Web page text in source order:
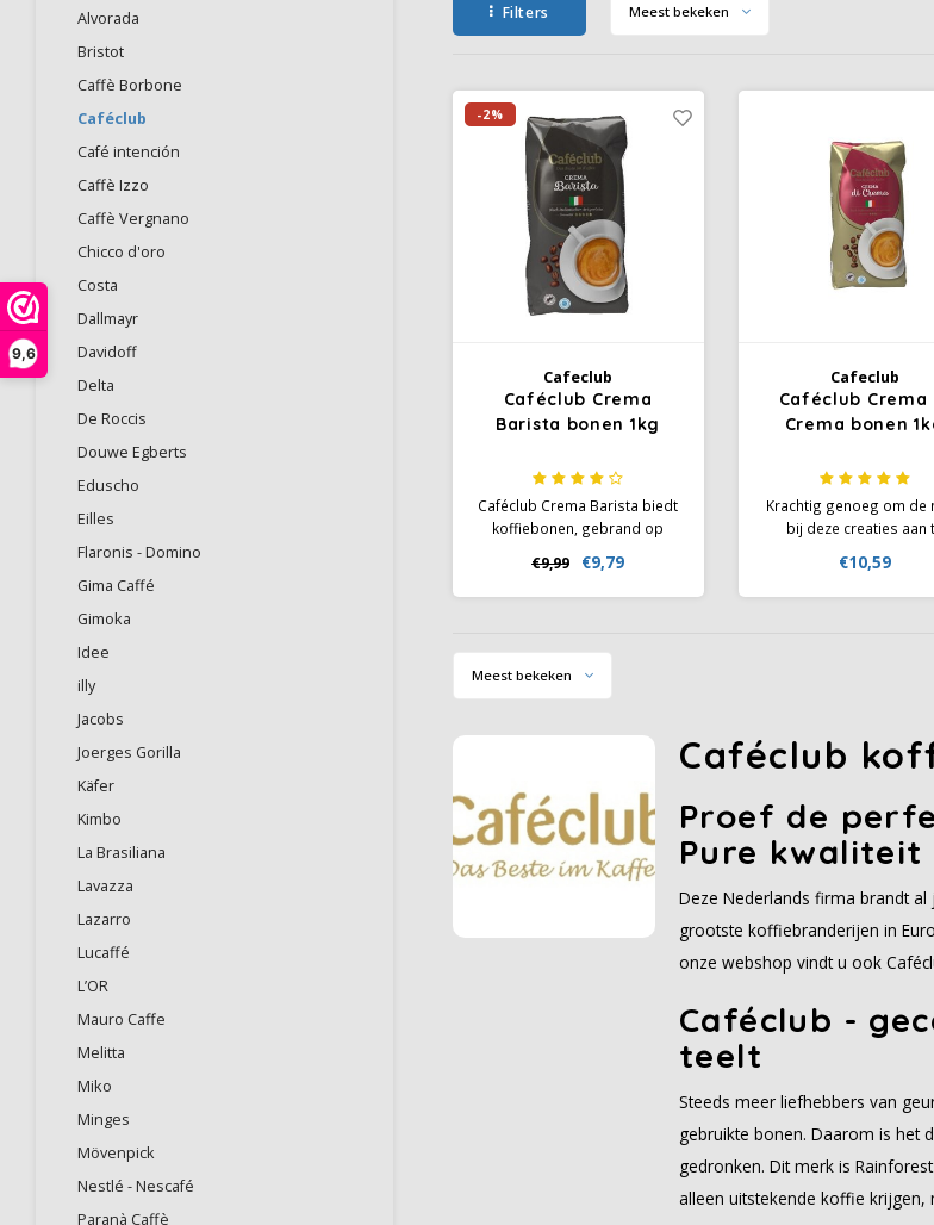
9,6
Alvorada
Bristot
Caffè Borbone
Caféclub
Café intención
Caffè Izzo
Caffè Vergnano
Chicco d'oro
Costa
Dallmayr
Davidoff
Delta
De Roccis
Douwe Egberts
Eduscho
Eilles
Flaronis - Domino
Gima Caffé
Gimoka
Idee
illy
Jacobs
Joerges Gorilla
Käfer
Kimbo
La Brasiliana
Lavazza
Lazarro
Lucaffé
L’OR
Mauro Caffe
Melitta
Miko
Minges
Mövenpick
Nestlé - Nescafé
Paranà Caffè
Filters Meest bekeken
-2%
Cafeclub
Caféclub Crema
Barista bonen 1kg
Caféclub Crema Barista biedt
koffiebonen, gebrand op
is een uitgebalanceerde en
harmonieuze koffieblend.
koffiekenner.
€9,99 €9,79
Cafeclub
Caféclub Crema
Crema bonen
Krachtig genoeg om de
bij deze creaties aan
heerlijk romige smaak
accenten van
€10,59
Meest bekeken
Caféclub
Proef de
Pure kwaliteit
Deze Nederlands firma brandt
grootste koffiebranderijen in
onze webshop vindt u ook
Caféclub -
teelt
Steeds meer liefhebbers van
gebruikte bonen. Daarom is het
gedronken. Dit merk is
alleen uitstekende koffie